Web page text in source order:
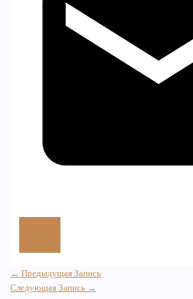
← Предыдущая Запись
Следующая Запись →